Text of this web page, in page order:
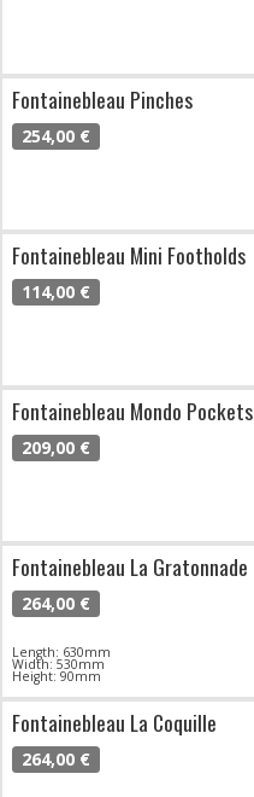
Fontainebleau Pinches
254,00 €
Fontainebleau Mini Footholds
114,00 €
Fontainebleau Mondo Pockets
209,00 €
Fontainebleau La Gratonnade
264,00 €
Length: 630mm
Width: 530mm
Height: 90mm
Fontainebleau La Coquille
264,00 €